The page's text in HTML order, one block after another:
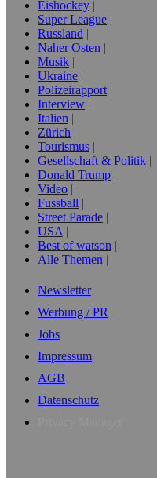
Eishockey
Super League
Russland
Naher Osten
Musik
Ukraine
Polizeirapport
Interview
Italien
Zürich
Tourismus
Gesellschaft & Politik
Donald Trump
Video
Fussball
Street Parade
USA
Best of watson
Alle Themen
Newsletter
Werbung / PR
Jobs
Impressum
AGB
Datenschutz